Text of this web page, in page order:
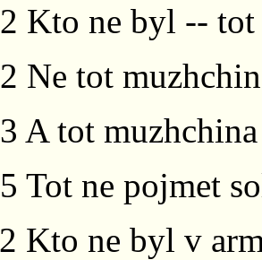
Kto ne byl -- tot
Ne tot
A tot
Tot ne pojmet
Kto ne byl v